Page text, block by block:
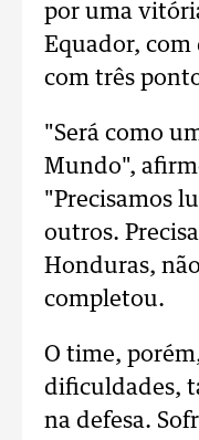
por uma
Equador, com
com três
"Será como
Mundo",
"Precisamos
outros.
Honduras,
completou.
O time,
dificuldades,
na defesa.